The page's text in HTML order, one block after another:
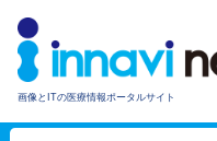
画像とITの医療情報ポータルサイト